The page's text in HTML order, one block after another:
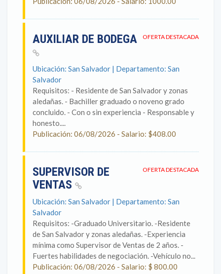
OFERTA DESTACADA
AUXILIAR DE BODEGA
Ubicación: San Salvador | Departamento: San
Salvador
Requisitos: - Residente de San Salvador y zonas
aledañas. - Bachiller graduado o noveno grado
concluido. - Con o sin experiencia - Responsable y
honesto....
Publicación: 06/08/2026 - Salario: $408.00
OFERTA DESTACADA
SUPERVISOR DE
VENTAS
Ubicación: San Salvador | Departamento: San
Salvador
Requisitos: -Graduado Universitario. -Residente
de San Salvador y zonas aledañas. -Experiencia
mínima como Supervisor de Ventas de 2 años. -
Fuertes habilidades de negociación. -Vehículo no...
Publicación: 06/08/2026 - Salario: $ 800.00